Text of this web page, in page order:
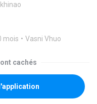
khinao
mois Vasni Vhuo
cachés